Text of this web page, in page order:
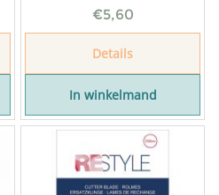
€5,60
Details
In winkelmand